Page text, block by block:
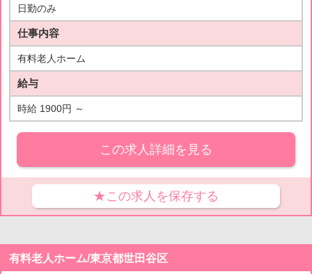
日勤のみ
仕事内容
有料老人ホーム
給与
時給 1900円 ～
この求人詳細を見る
★この求人を保存する
有料老人ホーム/東京都世田谷区